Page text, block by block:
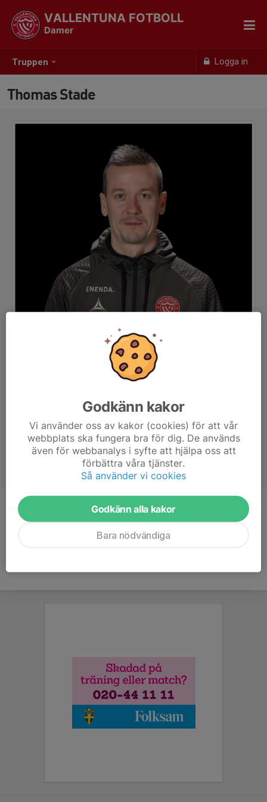
Truppen Logga in
VALLENTUNA FOTBOLL
Damer
Thomas Stade
Titel Assisterande tränare
Godkänn kakor
Vi använder oss av kakor (cookies) för att vår
webbplats ska fungera bra för dig. De används
även för webbanalys i syfte att hjälpa oss att
förbättra våra tjänster.
Så använder vi cookies
Godkänn alla kakor
Bara nödvändiga